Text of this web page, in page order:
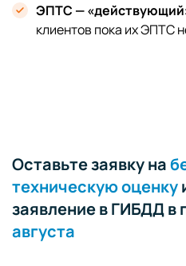
ЭПТС —
клиентов пока их ЭПТС
Оставьте заявку на
техническую оценку
заявление в ГИБДД в
августа